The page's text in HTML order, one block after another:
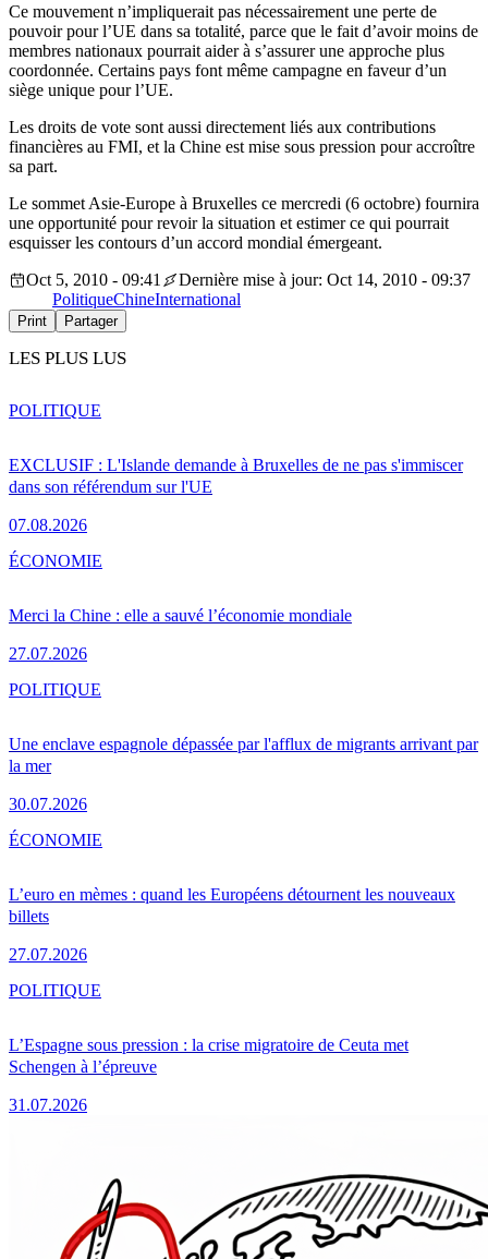
Ce mouvement n’impliquerait pas nécessairement une perte de
pouvoir pour l’UE dans sa totalité, parce que le fait d’avoir moins de
membres nationaux pourrait aider à s’assurer une approche plus
coordonnée. Certains pays font même campagne en faveur d’un
siège unique pour l’UE.
Les droits de vote sont aussi directement liés aux contributions
financières au FMI, et la Chine est mise sous pression pour accroître
sa part.
Le sommet Asie-Europe à Bruxelles ce mercredi (6 octobre) fournira
une opportunité pour revoir la situation et estimer ce qui pourrait
esquisser les contours d’un accord mondial émergeant.
Oct 5, 2010 - 09:41
Dernière mise à jour: Oct 14, 2010 - 09:37
PolitiqueChineInternational
Print Partager
LES PLUS LUS
EXCLUSIF : L'Islande demande à Bruxelles de ne pas s'immiscer
dans son référendum sur l'UE
07.08.2026
POLITIQUE
Merci la Chine : elle a sauvé l’économie mondiale
27.07.2026
ÉCONOMIE
Une enclave espagnole dépassée par l'afflux de migrants arrivant par
la mer
30.07.2026
POLITIQUE
L’euro en mèmes : quand les Européens détournent les nouveaux
billets
27.07.2026
ÉCONOMIE
L’Espagne sous pression : la crise migratoire de Ceuta met
Schengen à l’épreuve
31.07.2026
POLITIQUE